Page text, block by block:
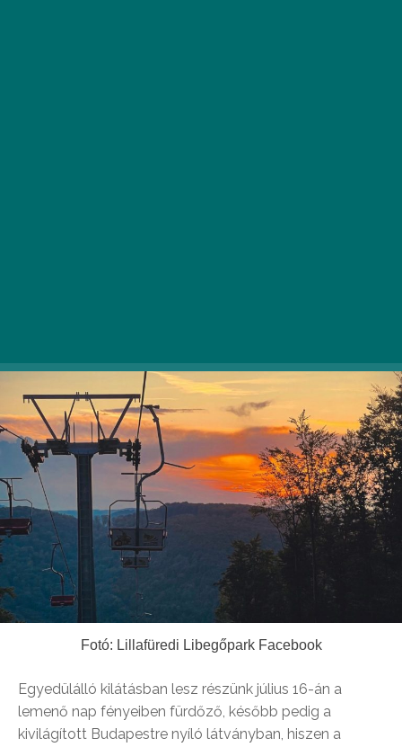
Fotó: Lillafüredi Libegőpark Facebook
Egyedülálló kilátásban lesz részünk július 16-án a
lemenő nap fényeiben fürdőző, később pedig a
kivilágított Budapestre nyíló látványban, hiszen a